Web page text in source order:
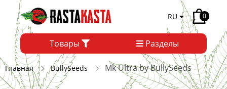
RU 0
Товары Разделы
Главная BullySeeds Mk Ultra by BullySeeds